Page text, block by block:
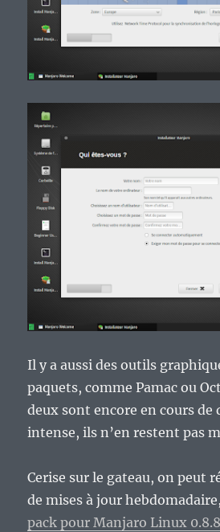
Il y a aussi des outils
paquets, comme Pamac ou
deux sont encore en cours de
intense, ils n’en restent pas
Cerise sur le gateau, on peut
de mises à jour
pack pour Manjaro Linux